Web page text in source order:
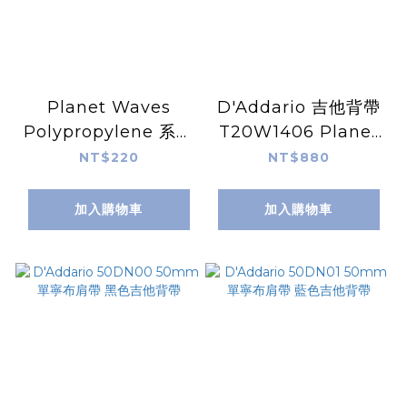
Planet Waves
Polypropylene 系列
吉他背帶 PWS
NT$220
加入購物車
D'Addario 吉他背帶
T20W1406 Planet
Waves
NT$880
加入購物車